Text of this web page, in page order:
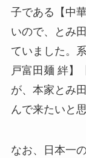
子である【中
いので、とみ
ていました。
戸富田麺 絆】
が、本家とみ
んで来たいと
なお、日本一